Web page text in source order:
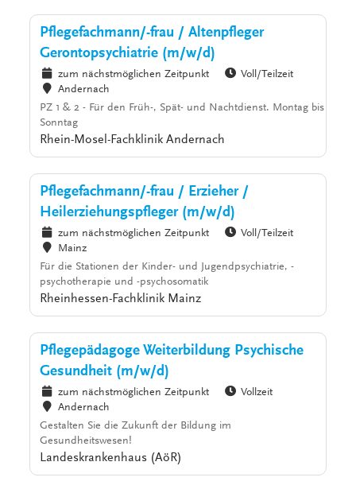
Pflegefachmann/-frau / Altenpfleger
Gerontopsychiatrie (m/w/d)
zum nächstmöglichen Zeitpunkt
Voll/Teilzeit
Andernach
PZ 1 & 2 - Für den Früh-, Spät- und Nachtdienst. Montag bis
Sonntag
Rhein-Mosel-Fachklinik Andernach
Pflegefachmann/-frau / Erzieher /
Heilerziehungspfleger (m/w/d)
zum nächstmöglichen Zeitpunkt
Voll/Teilzeit
Mainz
Für die Stationen der Kinder- und Jugendpsychiatrie, -
psychotherapie und -psychosomatik
Rheinhessen-Fachklinik Mainz
Pflegepädagoge Weiterbildung Psychische
Gesundheit (m/w/d)
zum nächstmöglichen Zeitpunkt
Vollzeit
Andernach
Gestalten Sie die Zukunft der Bildung im
Gesundheitswesen!
Landeskrankenhaus (AöR)